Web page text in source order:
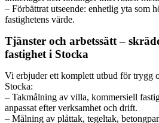
– Förbättrat utseende: enhetlig yta som
fastighetens värde.
Tjänster och arbetssätt –
fastighet i Stocka
Vi erbjuder ett komplett utbud för trygg
Stocka:
– Takmålning av villa, kommersiell
anpassat efter verksamhet och drift.
– Målning av plåttak, tegeltak,